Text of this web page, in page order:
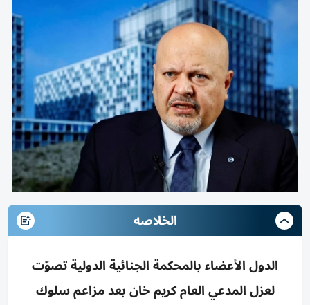
الخلاصه
الدول الأعضاء بالمحكمة الجنائية الدولية تصوّت
لعزل المدعي العام كريم خان بعد مزاعم سلوك